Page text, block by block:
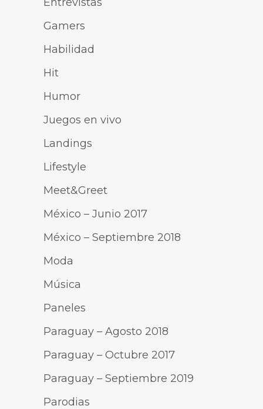
Gamers
Habilidad
Hit
Humor
Juegos en vivo
Landings
Lifestyle
Meet&Greet
México – Junio 2017
México – Septiembre 2018
Moda
Música
Paneles
Paraguay – Agosto 2018
Paraguay – Octubre 2017
Paraguay – Septiembre 2019
Parodias